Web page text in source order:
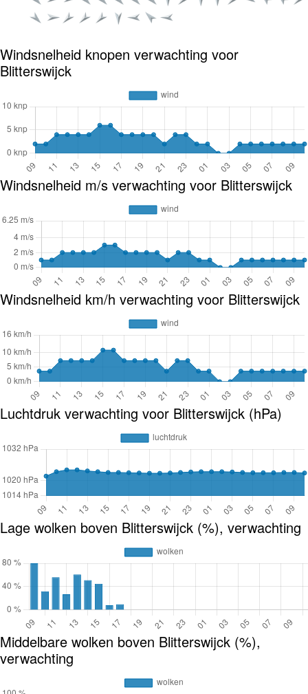
Windsnelheid knopen verwachting voor
Blitterswijck
Windsnelheid m/s verwachting voor Blitterswijck
Windsnelheid km/h verwachting voor Blitterswijck
Luchtdruk verwachting voor Blitterswijck (hPa)
Lage wolken boven Blitterswijck (%), verwachting
Middelbare wolken boven Blitterswijck (%),
verwachting